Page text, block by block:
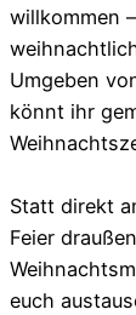
willkommen
Umgeben
könnt ihr
Statt direkt
Feier
euch